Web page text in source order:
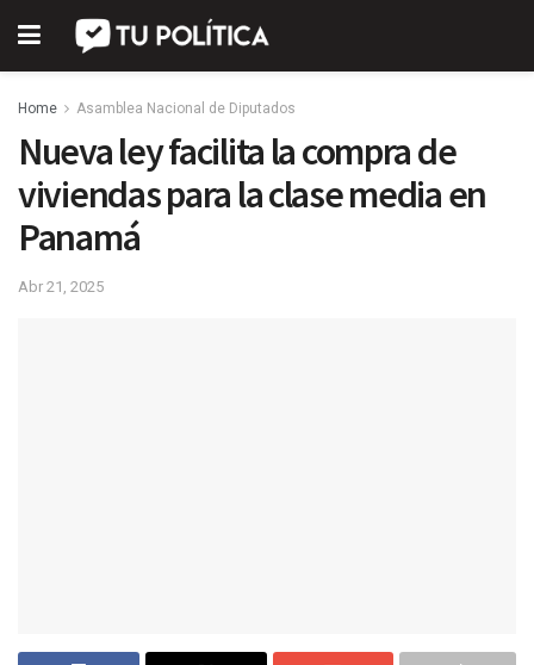
Home Asamblea Nacional de Diputados
Nueva ley facilita la compra de
viviendas para la clase media en
Panamá
Abr 21, 2025